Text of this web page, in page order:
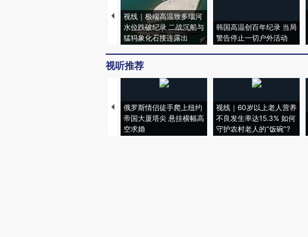
视线｜极端高温致多瑙河
水位跌破纪录 二战沉船与
猛犸象化石接连露出
韩国高温创百年纪录 当局
警告停止一切户外活动
视听推荐
俄罗斯情侣徒手爬上纽约
帝国大厦塔尖 悬挂横幅高
空求婚
视线｜60岁以上老人营养
不良发生率达15.3% 如何
守护农村老人的“饭碗”?